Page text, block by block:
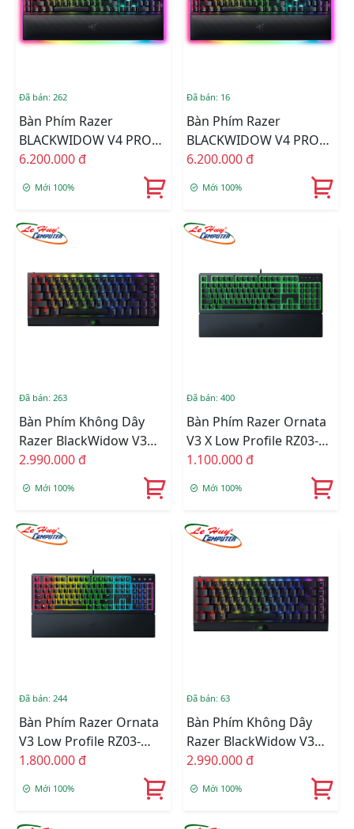
Đã bán: 262
Bàn Phím Razer
BLACKWIDOW V4 PRO
(Yellow Switch) RZ03-
6.200.000 đ
Mới 100%
Đã bán: 16
Bàn Phím Razer
BLACKWIDOW V4 PRO
(Green Switch) RZ03-
6.200.000 đ
Mới 100%
Đã bán: 263
Bàn Phím Không Dây
Razer BlackWidow V3
Mini HyperSpeed Green
Switch RZ03-03891400-
R3M1
2.990.000 đ
Mới 100%
Đã bán: 400
Bàn Phím Razer Ornata
V3 X Low Profile RZ03-
04470100-R3M1
1.100.000 đ
Mới 100%
Đã bán: 244
Bàn Phím Razer Ornata
V3 Low Profile RZ03-
04460100-R3M1
1.800.000 đ
Mới 100%
Đã bán: 63
Bàn Phím Không Dây
Razer BlackWidow V3
Mini HyperSpeed (Yellow
Switch) (RZ03-03890100-
R3M1)
2.990.000 đ
Mới 100%